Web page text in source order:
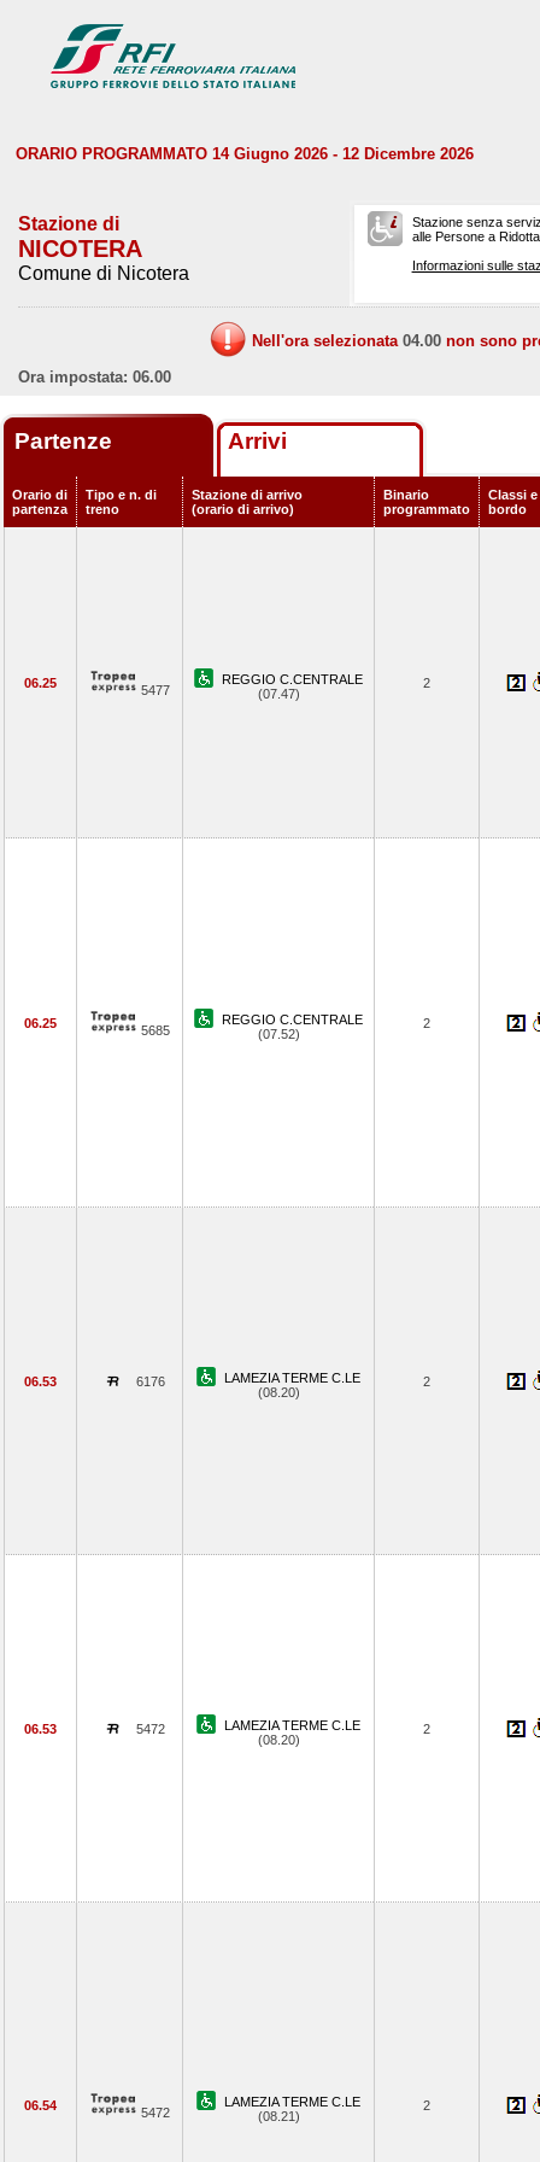
ORARIO PROGRAMMATO 14 Giugno 2026 - 12 Dicembre 2026
Stazione di
NICOTERA
Comune di Nicotera
Stazione senza
alle Persone a
Informazioni sulle
Nell'ora selezionata 04.00 non sono
Ora impostata: 06.00
Partenze Arrivi
Orario di
partenza
Tipo e n. di
treno
Stazione di arrivo
(orario di arrivo)
Binario
programmato
Classi
bordo
06.25 5477
REGGIO C.CENTRALE
(07.47)
2
06.25 5685
REGGIO C.CENTRALE
(07.52)
2
06.53 6176
LAMEZIA TERME C.LE
(08.20)
2
06.53 5472
LAMEZIA TERME C.LE
(08.20)
2
06.54 5472
LAMEZIA TERME C.LE
(08.21)
2